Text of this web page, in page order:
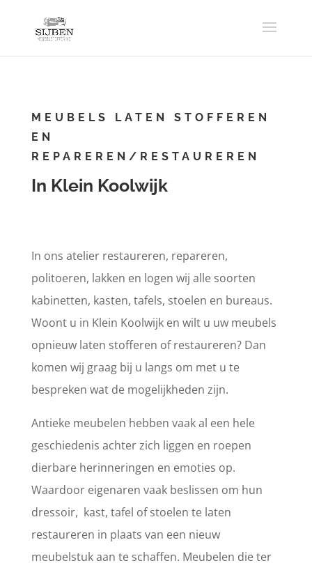
MEUBELS LATEN STOFFEREN
EN
REPAREREN/RESTAUREREN
In Klein Koolwijk
In ons atelier restaureren, repareren,
politoeren, lakken en logen wij alle soorten
kabinetten, kasten, tafels, stoelen en bureaus.
Woont u in Klein Koolwijk en wilt u uw meubels
opnieuw laten stofferen of restaureren? Dan
komen wij graag bij u langs om met u te
bespreken wat de mogelijkheden zijn.
Antieke meubelen hebben vaak al een hele
geschiedenis achter zich liggen en roepen
dierbare herinneringen en emoties op.
Waardoor eigenaren vaak beslissen om hun
dressoir, kast, tafel of stoelen te laten
restaureren in plaats van een nieuw
meubelstuk aan te schaffen. Meubelen die ter